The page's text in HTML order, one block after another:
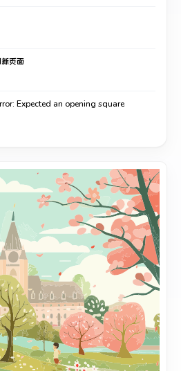
页面
Expected an opening square